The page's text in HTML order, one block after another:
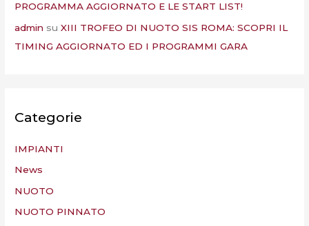
PROGRAMMA AGGIORNATO E LE START LIST!
admin suXIII TROFEO DI NUOTO SIS ROMA: SCOPRI IL
TIMING AGGIORNATO ED I PROGRAMMI GARA
Categorie
IMPIANTI
News
NUOTO
NUOTO PINNATO